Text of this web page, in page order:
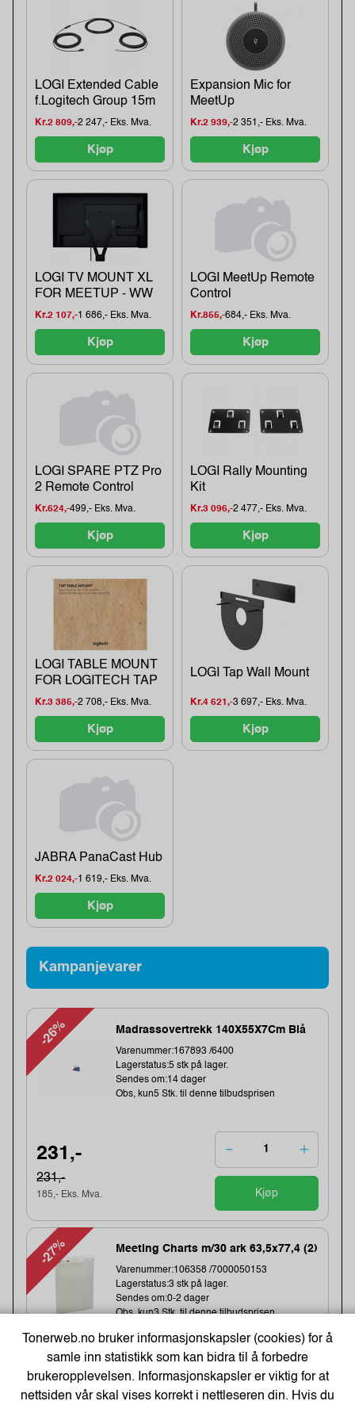
LOGI Extended Cable
f.Logitech Group 15m
Kr.2 809,-2 247,- Eks. Mva.
Kjøp
Expansion Mic for
MeetUp
Kr.2 939,-2 351,- Eks. Mva.
Kjøp
LOGI TV MOUNT XL
FOR MEETUP - WW
Kr.2 107,-1 686,- Eks. Mva.
Kjøp
LOGI MeetUp Remote
Control
Kr.855,-684,- Eks. Mva.
Kjøp
LOGI SPARE PTZ Pro
2 Remote Control
Kr.624,-499,- Eks. Mva.
Kjøp
LOGI Rally Mounting
Kit
Kr.3 096,-2 477,- Eks. Mva.
Kjøp
LOGI TABLE MOUNT
FOR LOGITECH TAP
Kr.3 385,-2 708,- Eks. Mva.
Kjøp
LOGI Tap Wall Mount
Kr.4 621,-3 697,- Eks. Mva.
Kjøp
JABRA PanaCast Hub
Kr.2 024,-1 619,- Eks. Mva.
Kjøp
Kampanjevarer
-26% Madrassovertrekk 140X55X7Cm Blå
Varenummer:167893 /6400
Lagerstatus:5 stk på lager.
Sendes om:14 dager
Obs, kun5 Stk. til denne tilbudsprisen
231,-
231,-
185,- Eks. Mva. Kjøp
-27% Meeting Charts m/30 ark 63,5x77,4 (2)
Varenummer:106358 /7000050153
Lagerstatus:3 stk på lager.
Sendes om:0-2 dager
Obs, kun3 Stk. til denne tilbudsprisen
682,-
928,-
Tonerweb.no bruker informasjonskapsler (cookies) for å
samle inn statistikk som kan bidra til å forbedre
brukeropplevelsen. Informasjonskapsler er viktig for at
nettsiden vår skal vises korrekt i nettleseren din. Hvis du